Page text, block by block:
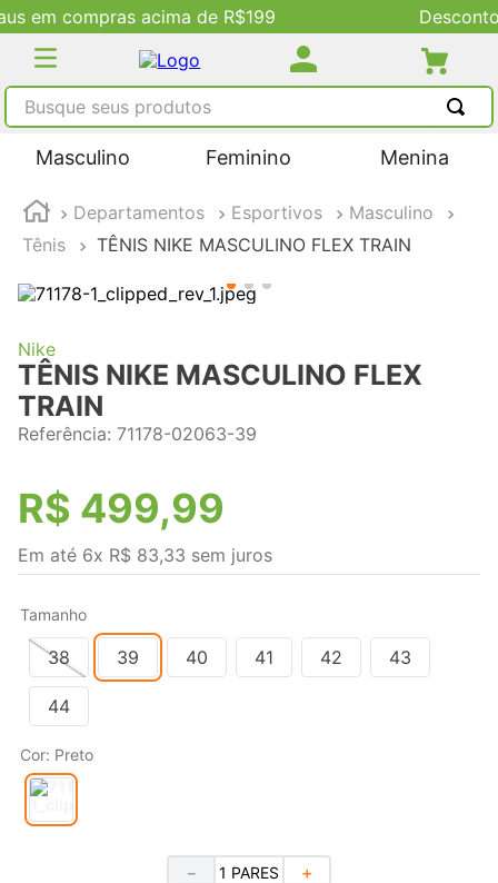
Descontos Exclusivos no Site
Busque seus produtos
Masculino Feminino Menina
Departamentos Esportivos
Masculino
Tênis
TÊNIS NIKE MASCULINO FLEX TRAIN
Nike
TÊNIS NIKE MASCULINO FLEX
TRAIN
Referência: 71178-02063-39
R$ 499,99
Em até 6x R$ 83,33 sem juros
Tamanho
38 39 40 41 42 43
44
Cor: Preto
＋
－
TERMOS MAIS BUSCADOS
2
tenis feminino
4 º
adidas